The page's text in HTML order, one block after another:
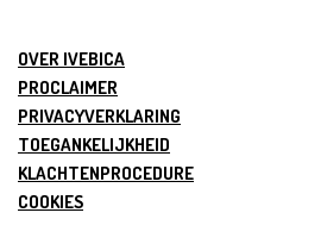
OVER IVEBICA
PROCLAIMER
PRIVACYVERKLARING
TOEGANKELIJKHEID
KLACHTENPROCEDURE
COOKIES